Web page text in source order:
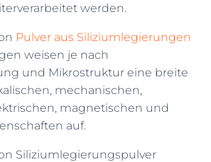
werden.
Pulver aus Siliziumlegierungen
weisen je nach
und Mikrostruktur eine breite
mechanischen,
magnetischen und
auf.
Siliziumlegierungspulver